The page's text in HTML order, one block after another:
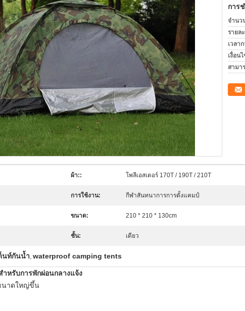
การ
จำนว
รายล
เวลา
เงื่อน
สามา
ผ้า:: โพลีเอสเตอร์ 170T / 190T / 210T
การใช้งาน: กีฬาสันทนาการการตั้งแคมป์
ขนาด: 210 * 210 * 130cm
ชั้น: เดียว
นท์กันน้ำ, waterproof camping tents
หรับการพักผ่อนกลางแจ้ง
นาดใหญ่ขึ้น